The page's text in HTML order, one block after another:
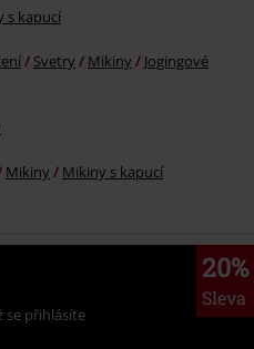
s kapucí
Svetry Mikiny
Jogingové
Mikiny Mikiny s kapucí
20%
Sleva
se přihlásíte